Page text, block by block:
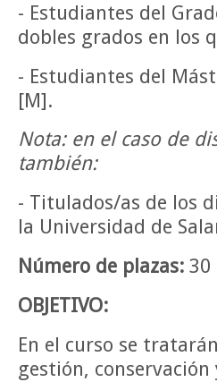
- Estudiantes del
dobles grados en los
- Estudiantes del
[M].
Nota: en el caso de
también:
- Titulados/as de los
la Universidad de
Número de plazas: 30
OBJETIVO:
En el curso se
gestión,